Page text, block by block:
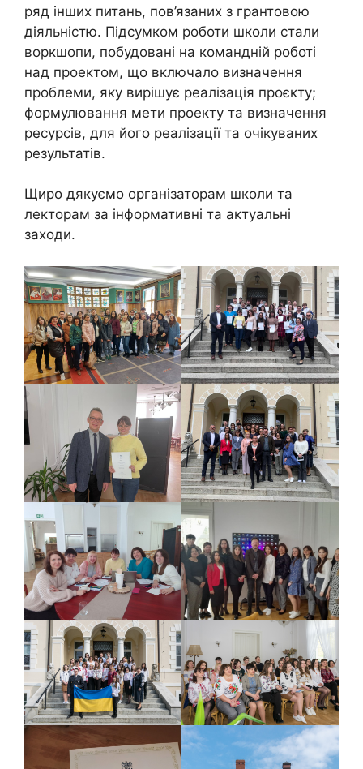
ряд інших питань, пов’язаних з грантовою
діяльністю. Підсумком роботи школи стали
воркшопи, побудовані на командній роботі
над проектом, що включало визначення
проблеми, яку вирішує реалізація проєкту;
формулювання мети проекту та визначення
ресурсів, для його реалізації та очікуваних
результатів.
Щиро дякуємо організаторам школи та
лекторам за інформативні та актуальні
заходи.